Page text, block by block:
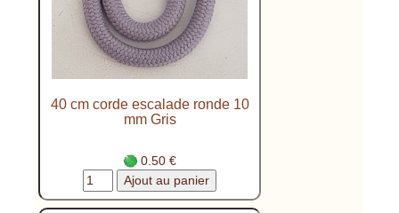
40 cm corde escalade ronde 10
mm Gris
0.50 €